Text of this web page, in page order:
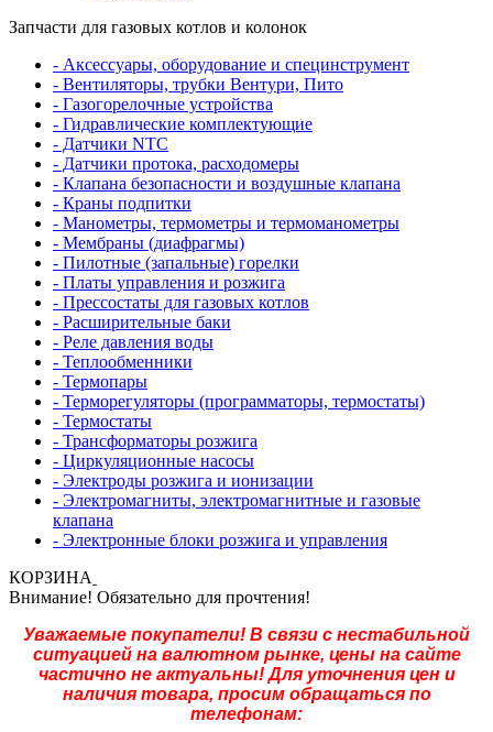
Запчасти для газовых котлов и колонок
- Аксессуары, оборудование и специнструмент
- Вентиляторы, трубки Вентури, Пито
- Газогорелочные устройства
- Гидравлические комплектующие
- Датчики NTC
- Датчики протока, расходомеры
- Клапана безопасности и воздушные клапана
- Краны подпитки
- Манометры, термометры и термоманометры
- Мембраны (диафрагмы)
- Пилотные (запальные) горелки
- Платы управления и розжига
- Прессостаты для газовых котлов
- Расширительные баки
- Реле давления воды
- Теплообменники
- Термопары
- Терморегуляторы (программаторы, термостаты)
- Термостаты
- Трансформаторы розжига
- Циркуляционные насосы
- Электроды розжига и ионизации
- Электромагниты, электромагнитные и газовые
клапана
- Электронные блоки розжига и управления
КОРЗИНА
Внимание! Обязательно для прочтения!
Уважаемые покупатели! В связи с нестабильной
ситуацией на валютном рынке, цены на сайте
частично не актуальны! Для уточнения цен и
наличия товара, просим обращаться по
телефонам: